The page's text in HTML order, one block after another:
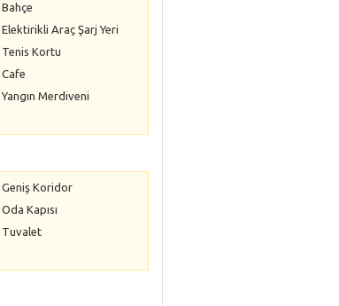
Bahçe
Elektirikli Araç Şarj Yeri
Tenis Kortu
Cafe
Yangın Merdiveni
Geniş Koridor
Oda Kapısı
Tuvalet